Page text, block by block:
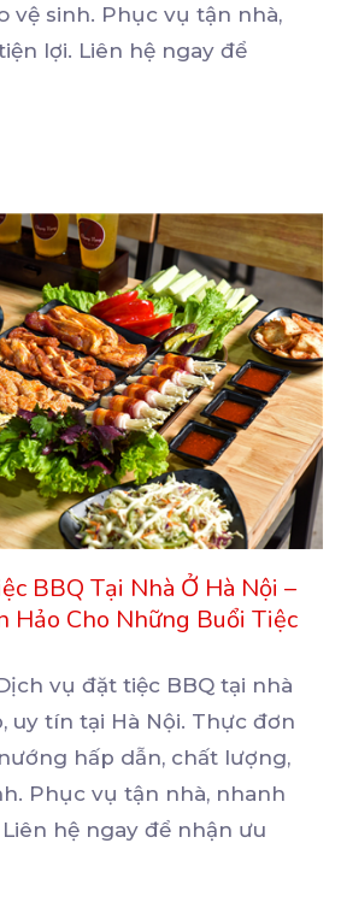
vệ sinh. Phục vụ tận nhà,
lợi. Liên hệ ngay để
BBQ Tại Nhà Ở Hà Nội –
Hảo Cho Những Buổi Tiệc
vụ đặt tiệc BBQ tại nhà
uy tín tại Hà Nội. Thực đơn
hấp dẫn, chất lượng,
Phục vụ tận nhà, nhanh
hệ ngay để nhận ưu